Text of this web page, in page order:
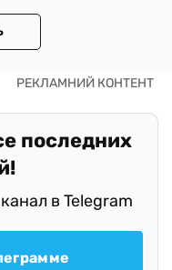
последних
в Telegram